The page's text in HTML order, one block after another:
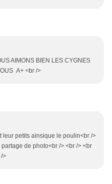
AIMONS BIEN LES CYGNES
A+ <br />
leur petits ainsique le poulin<br />
de photo<br /> <br /> <br
>